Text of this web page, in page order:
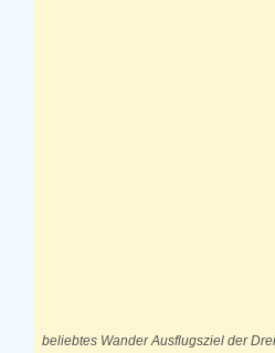
beliebtes Wander Ausflugsziel der